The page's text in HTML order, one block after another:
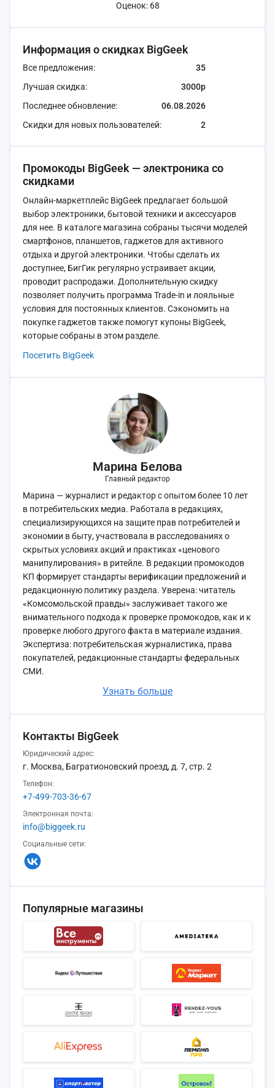
Оценок: 68
Информация о скидках BigGeek
Все предложения:
35
Лучшая скидка:
3000р
Последнее обновление:
06.08.2026
Скидки для новых пользователей:
2
Промокоды BigGeek — электроника со
скидками
Онлайн-маркетплейс BigGeek предлагает большой
выбор электроники, бытовой техники и аксессуаров
для нее. В каталоге магазина собраны тысячи моделей
смартфонов, планшетов, гаджетов для активного
отдыха и другой электроники. Чтобы сделать их
доступнее, БигГик регулярно устраивает акции,
проводит распродажи. Дополнительную скидку
позволяет получить программа Trade-in и лояльные
условия для постоянных клиентов. Сэкономить на
покупке гаджетов также помогут купоны BigGeek,
которые собраны в этом разделе.
Посетить BigGeek
Марина Белова
Главный редактор
Марина — журналист и редактор с опытом более 10 лет
в потребительских медиа. Работала в редакциях,
специализирующихся на защите прав потребителей и
экономии в быту, участвовала в расследованиях о
скрытых условиях акций и практиках «ценового
манипулирования» в ритейле. В редакции промокодов
КП формирует стандарты верификации предложений и
редакционную политику раздела. Уверена: читатель
«Комсомольской правды» заслуживает такого же
внимательного подхода к проверке промокодов, как и к
проверке любого другого факта в материале издания.
Экспертиза: потребительская журналистика, права
покупателей, редакционные стандарты федеральных
СМИ.
Узнать больше
Контакты BigGeek
Юридический адрес:
г. Москва, Багратионовский проезд, д. 7, стр. 2
Телефон:
+7-499-703-36-67
Электронная почта:
info@biggeek.ru
Социальные сети:
Популярные магазины